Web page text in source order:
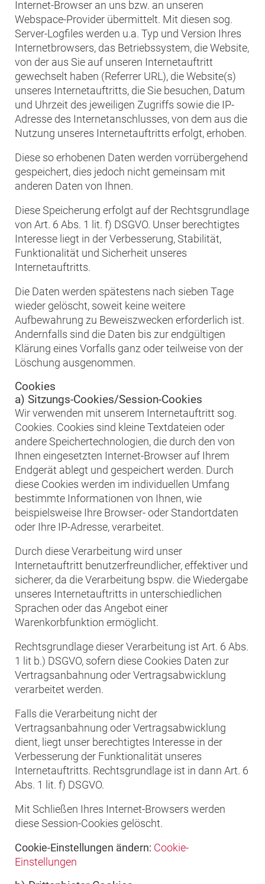
Internet-Browser an uns bzw. an unseren
Webspace-Provider übermittelt. Mit diesen sog.
Server-Logfiles werden u.a. Typ und Version Ihres
Internetbrowsers, das Betriebssystem, die Website,
von der aus Sie auf unseren Internetauftritt
gewechselt haben (Referrer URL), die Website(s)
unseres Internetauftritts, die Sie besuchen, Datum
und Uhrzeit des jeweiligen Zugriffs sowie die IP-
Adresse des Internetanschlusses, von dem aus die
Nutzung unseres Internetauftritts erfolgt, erhoben.
Diese so erhobenen Daten werden vorrübergehend
gespeichert, dies jedoch nicht gemeinsam mit
anderen Daten von Ihnen.
Diese Speicherung erfolgt auf der Rechtsgrundlage
von Art. 6 Abs. 1 lit. f) DSGVO. Unser berechtigtes
Interesse liegt in der Verbesserung, Stabilität,
Funktionalität und Sicherheit unseres
Internetauftritts.
Die Daten werden spätestens nach sieben Tage
wieder gelöscht, soweit keine weitere
Aufbewahrung zu Beweiszwecken erforderlich ist.
Andernfalls sind die Daten bis zur endgültigen
Klärung eines Vorfalls ganz oder teilweise von der
Löschung ausgenommen.
Cookies
a) Sitzungs-Cookies/Session-Cookies
Wir verwenden mit unserem Internetauftritt sog.
Cookies. Cookies sind kleine Textdateien oder
andere Speichertechnologien, die durch den von
Ihnen eingesetzten Internet-Browser auf Ihrem
Endgerät ablegt und gespeichert werden. Durch
diese Cookies werden im individuellen Umfang
bestimmte Informationen von Ihnen, wie
beispielsweise Ihre Browser- oder Standortdaten
oder Ihre IP-Adresse, verarbeitet.
Durch diese Verarbeitung wird unser
Internetauftritt benutzerfreundlicher, effektiver und
sicherer, da die Verarbeitung bspw. die Wiedergabe
unseres Internetauftritts in unterschiedlichen
Sprachen oder das Angebot einer
Warenkorbfunktion ermöglicht.
Rechtsgrundlage dieser Verarbeitung ist Art. 6 Abs.
1 lit b.) DSGVO, sofern diese Cookies Daten zur
Vertragsanbahnung oder Vertragsabwicklung
verarbeitet werden.
Falls die Verarbeitung nicht der
Vertragsanbahnung oder Vertragsabwicklung
dient, liegt unser berechtigtes Interesse in der
Verbesserung der Funktionalität unseres
Internetauftritts. Rechtsgrundlage ist in dann Art. 6
Abs. 1 lit. f) DSGVO.
Mit Schließen Ihres Internet-Browsers werden
diese Session-Cookies gelöscht.
Cookie-Einstellungen ändern: Cookie-
Einstellungen